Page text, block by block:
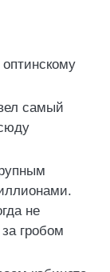
самый
не
гробом